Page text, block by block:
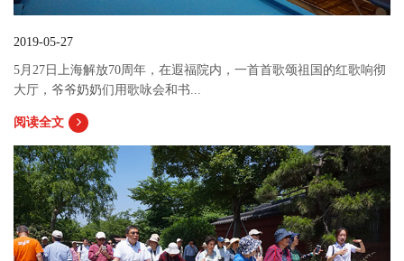
2019-05-27
5月27日上海解放70周年，在遐福院内，一首首歌颂祖国的红歌响彻
大厅，爷爷奶奶们用歌咏会和书...
阅读全文